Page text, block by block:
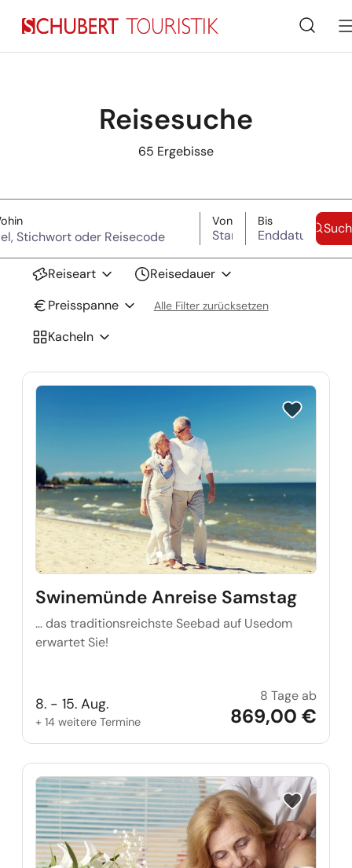
Suche
Reisesuche
65 Ergebisse
(Ziel, Stichwort oder Reisecode) VonStartdatum
BisEnddatum
Reiseart
Reisedauer
Preisspanne
Alle Filter zurücksetzen
Kacheln
Reise auf
Swinemünde Anreise Samstag
… das traditionsreichste Seebad auf Usedom
erwartet Sie!
8. - 15. Aug.
+ 14 weitere Termine
8 Tage ab
869,00 €
Reise auf